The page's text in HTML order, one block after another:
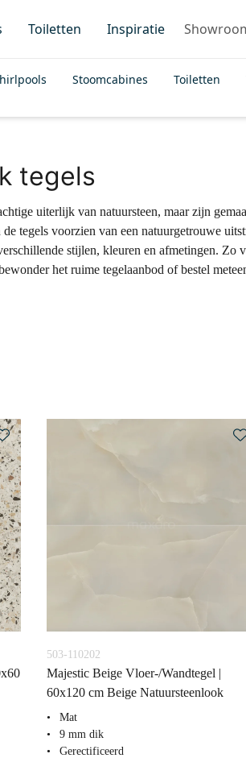
Toiletten Inspiratie
Stoomcabines Toiletten
tegels
uiterlijk van natuursteen, maar zijn
tegels voorzien van een natuurgetrouwe
stijlen, kleuren en afmetingen. Zo
het ruime tegelaanbod of bestel
503-110202
Majestic Beige Vloer-/Wandtegel |
60x120 cm Beige Natuursteenlook
Mat
9 mm dik
Gerectificeerd